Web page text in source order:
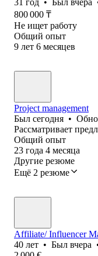
800 000 ₸
Не ищет работу
Общий опыт
9 лет 6 месяцев
Project management
Был сегодня •
Рассматривает
Общий опыт
23 года 4 месяца
Другие резюме
Ещё 2 резюме
Affiliate/ Influencer
40 лет • Был вчера